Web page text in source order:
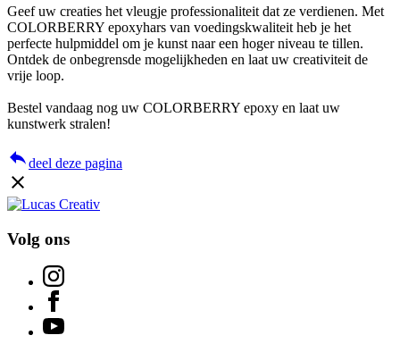
Geef uw creaties het vleugje professionaliteit dat ze verdienen. Met
COLORBERRY epoxyhars van voedingskwaliteit heb je het
perfecte hulpmiddel om je kunst naar een hoger niveau te tillen.
Ontdek de onbegrensde mogelijkheden en laat uw creativiteit de
vrije loop.
Bestel vandaag nog uw COLORBERRY epoxy en laat uw
kunstwerk stralen!
replydeel deze pagina
close
Volg ons